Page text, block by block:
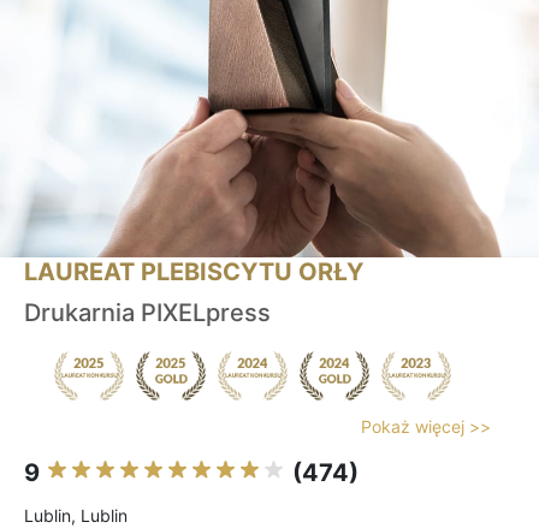
LAUREAT PLEBISCYTU ORŁY
Drukarnia PIXELpress
Pokaż więcej >>
9 (474)
Lublin, Lublin